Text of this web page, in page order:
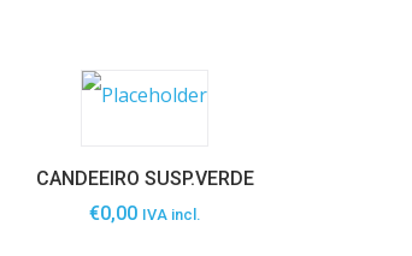
CANDEEIRO SUSP.VERDE
€0,00 IVA incl.